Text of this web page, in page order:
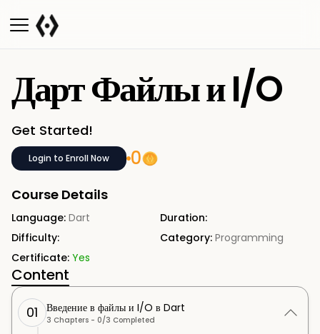
Дарт Файлы и I/O
Get Started!
Login to Enroll Now 0
Course Details
Language: Dart
Duration:
Difficulty:
Category: Programming
Certificate: Yes
Content
01 Введение в файлы и I/O в Dart
3 Chapters - 0/3 Completed